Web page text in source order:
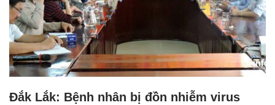
Đắk Lắk: Bệnh nhân bị đồn nhiễm virus